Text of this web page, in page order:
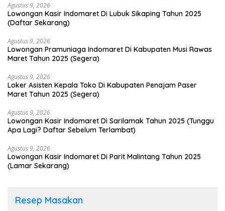
Agustus 9, 2026
Lowongan Kasir Indomaret Di Lubuk Sikaping Tahun 2025
(Daftar Sekarang)
Agustus 9, 2026
Lowongan Pramuniaga Indomaret Di Kabupaten Musi Rawas
Maret Tahun 2025 (Segera)
Agustus 9, 2026
Loker Asisten Kepala Toko Di Kabupaten Penajam Paser
Maret Tahun 2025 (Segera)
Agustus 9, 2026
Lowongan Kasir Indomaret Di Sarilamak Tahun 2025 (Tunggu
Apa Lagi? Daftar Sebelum Terlambat)
Agustus 9, 2026
Lowongan Kasir Indomaret Di Parit Malintang Tahun 2025
(Lamar Sekarang)
Resep Masakan